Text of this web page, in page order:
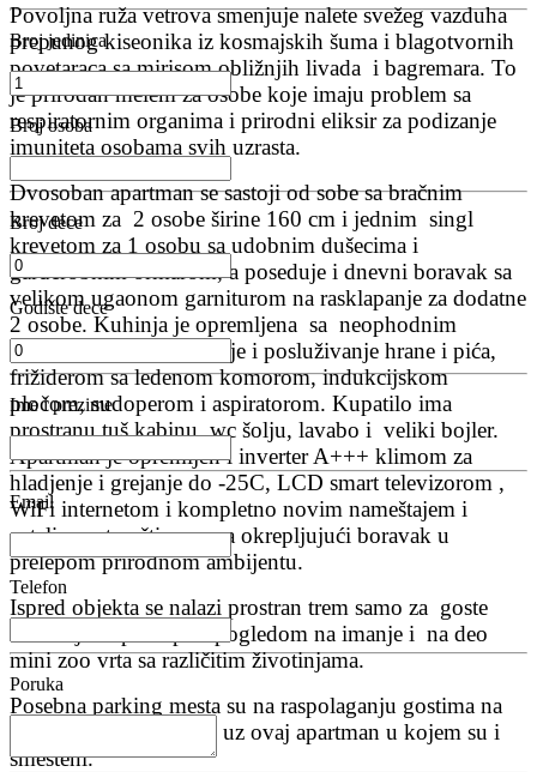
Povoljna ruža vetrova smenjuje nalete svežeg vazduha
prepunog kiseonika iz kosmajskih šuma i blagotvornih
povetaraca sa mirisom obližnjih livada i bagremara. To
je prirodan melem za osobe koje imaju problem sa
respiratornim organima i prirodni eliksir za podizanje
imuniteta osobama svih uzrasta.
Dvosoban apartman se sastoji od sobe sa bračnim
krevetom za 2 osobe širine 160 cm i jednim singl
krevetom za 1 osobu sa udobnim dušecima i
garderobnim ormarom, a poseduje i dnevni boravak sa
velikom ugaonom garniturom na rasklapanje za dodatne
2 osobe. Kuhinja je opremljena sa neophodnim
posudjem za pripremanje i posluživanje hrane i pića,
frižiderom sa ledenom komorom, indukcijskom
pločom, sudoperom i aspiratorom. Kupatilo ima
prostranu tuš kabinu, wc šolju, lavabo i veliki bojler.
Apartman je opremljen i inverter A+++ klimom za
hladjenje i grejanje do -25C, LCD smart televizorom ,
WiFi internetom i kompletno novim nameštajem i
ostalim potrepštinama za okrepljujući boravak u
prelepom prirodnom ambijentu.
Ispred objekta se nalazi prostran trem samo za goste
smeštaja sa prerlepim pogledom na imanje i na deo
mini zoo vrta sa različitim životinjama.
Posebna parking mesta su na raspolaganju gostima na
parkingu koji se nalazi uz ovaj apartman u kojem su i
smešteni.
Broj jedinica
Broj osoba
Broj dece
Godište dece
Ime i prezime
Email
Telefon
Poruka